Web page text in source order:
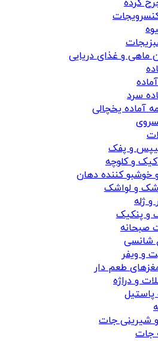
کرده
ماهی و غذای دریایی
سرد
آماده یخچالی
و پفک
و کلوچه
خوشبو کننده دهان
و لواشک
و ژله
و پنکیک
صبحانه
شانسی
و ویفر
طعم دار
و دراژه
پاستیل
شیرینی جات
جات